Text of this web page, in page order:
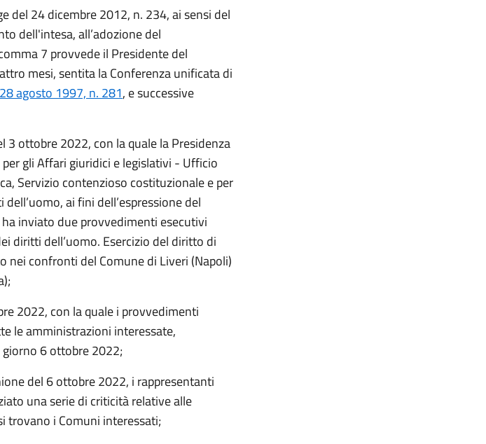
del 24 dicembre 2012, n. 234, ai sensi del
dell'intesa, all’adozione del
7 provvede il Presidente del
mesi, sentita la Conferenza unificata di
agosto 1997, n. 281, e successive
3 ottobre 2022, con la quale la Presidenza
gli Affari giuridici e legislativi - Ufficio
Servizio contenzioso costituzionale e per
ai fini dell’espressione del
inviato due provvedimenti esecutivi
diritti dell’uomo. Esercizio del diritto di
nei confronti del Comune di Liveri (Napoli)
2022, con la quale i provvedimenti
le amministrazioni interessate,
6 ottobre 2022;
del 6 ottobre 2022, i rappresentanti
una serie di criticità relative alle
trovano i Comuni interessati;